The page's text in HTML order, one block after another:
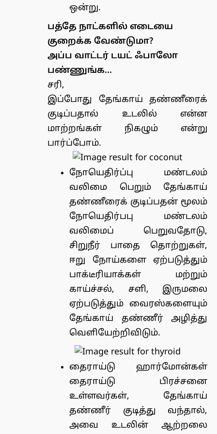
ஒன்று.
பத்தே நாட்களில் எடையை
குறைக்க வேண்டுமா?
அப்ப வாட்டர் டயட் ஃபாலோ
பண்ணுங்க…
சரி,
இப்போது தேங்காய் தண்ணீரைக்
குடிப்பதால் உடலில் என்ன
மாற்றங்கள் நிகழும் என்று
பார்ப்போம்.
நோயெதிர்ப்பு மண்டலம்
வலிமை பெறும் தேங்காய்
தண்ணீரைக் குடிப்பதன் மூலம்
நோயெதிர்பபு மண்டலம்
வலிமைப் பெறுவதோடு,
சிறுநீர் பாதை தொற்றுகள்,
ஈறு நோய்களை ஏற்படுத்தும்
பாக்டீரியாக்கள் மற்றும்
காய்ச்சல், சளி, இருமலை
ஏற்படுத்தும் வைரஸ்களையும்
தேங்காய் தண்ணீர் அழித்து
வெளியேற்றிவிடும்.
தைராய்டு ஹார்மோன்கள்
தைராய்டு பிரச்சனை
உள்ளவர்கள், தேங்காய்
தண்ணீர் குடித்து வந்தால்,
அவை உடலின் ஆற்றலை